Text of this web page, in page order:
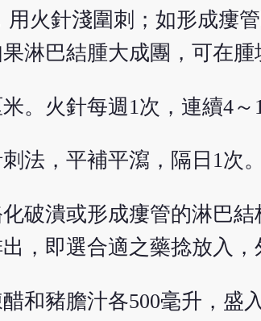
用火針淺圍刺；如形成瘻
淋巴結腫大成團，可在
。火針每週1次，連續4～
法，平補平瀉，隔日1次。
破潰或形成瘻管的淋巴
，即選合適之藥捻放入
和豬膽汁各500毫升，盛